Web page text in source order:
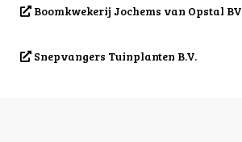
Boomkwekerij Jochems van Opstal BV
Snepvangers Tuinplanten B.V.